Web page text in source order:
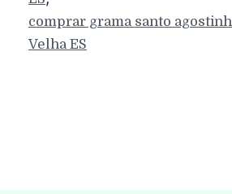
comprar grama santo
Velha ES